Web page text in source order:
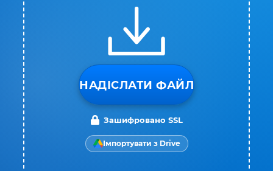
НАДІСЛАТИ ФАЙЛ
Зашифровано SSL
Імпортувати з Drive